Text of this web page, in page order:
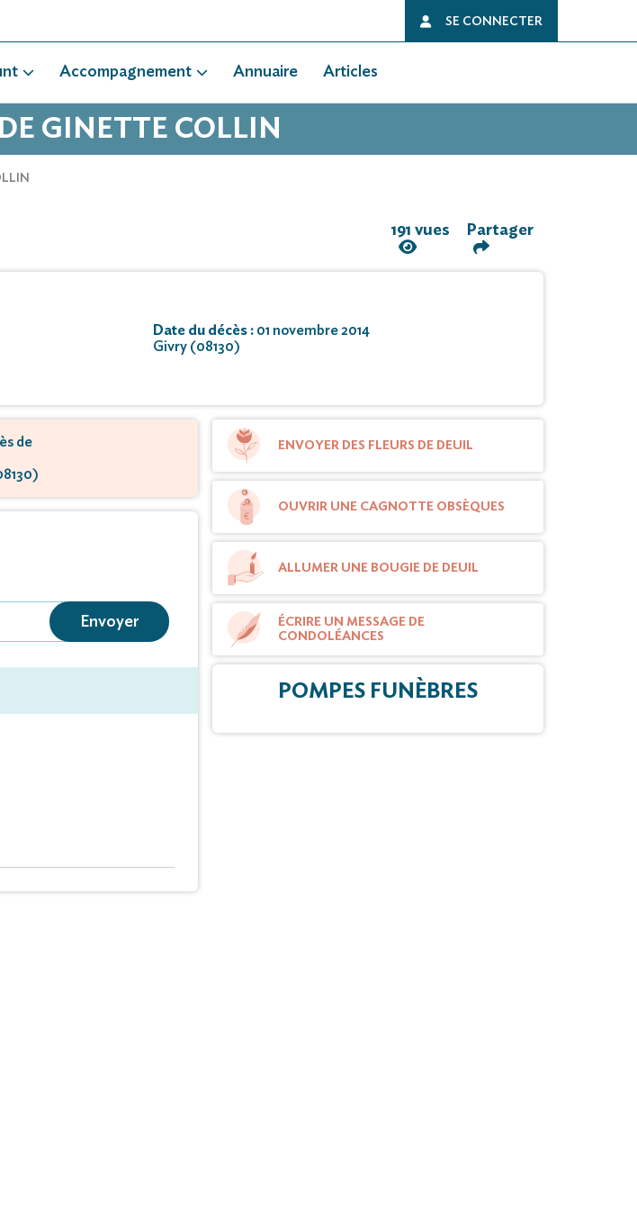
SE CONNECTER
Accompagnement Annuaire Articles
GINETTE COLLIN
191 vues Partager
Date du décès : 01 novembre 2014
Givry (08130)
de
Envoyer
ENVOYER DES FLEURS DE DEUIL
OUVRIR UNE CAGNOTTE OBSÈQUES
ALLUMER UNE BOUGIE DE DEUIL
ÉCRIRE UN MESSAGE DE
CONDOLÉANCES
POMPES FUNÈBRES